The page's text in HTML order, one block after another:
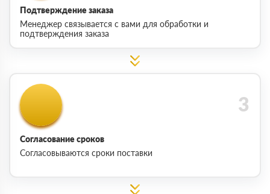
Подтверждение заказа
Менеджер связывается с вами для обработки и
подтверждения заказа
Согласование сроков
Согласовываются сроки поставки